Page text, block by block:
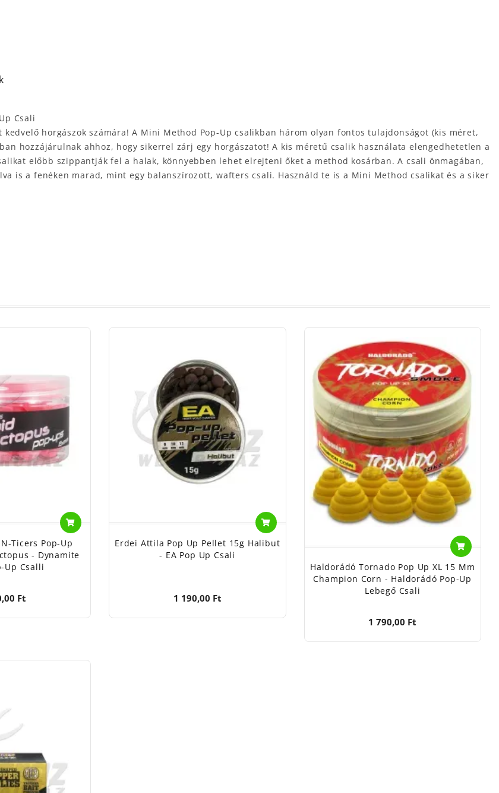
Csali
horgászok számára! A Mini Method Pop-Up csalikban három olyan fontos tulajdonságot (kis méret,
hozzájárulnak ahhoz, hogy sikerrel zárj egy horgászatot! A kis méretű csalik használata elengedhetetlen a
előbb szippantják fel a halak, könnyebben lehet elrejteni őket a method kosárban. A csali önmagában,
is a fenéken marad, mint egy balanszírozott, wafters csali. Használd te is a Mini Method csalikat és a siker
Ticers Pop-Up
- Dynamite
Up Csalli
Ft
Erdei Attila Pop Up Pellet 15g Halibut
- EA Pop Up Csali
1 190,00 Ft
Haldorádó Tornado Pop Up XL 15 Mm
Champion Corn - Haldorádó Pop-Up
Lebegő Csali
1 790,00 Ft